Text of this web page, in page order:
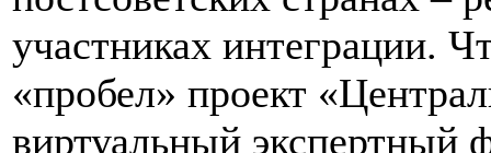
участниках интеграции.
«пробел» проект
виртуальный экспертный